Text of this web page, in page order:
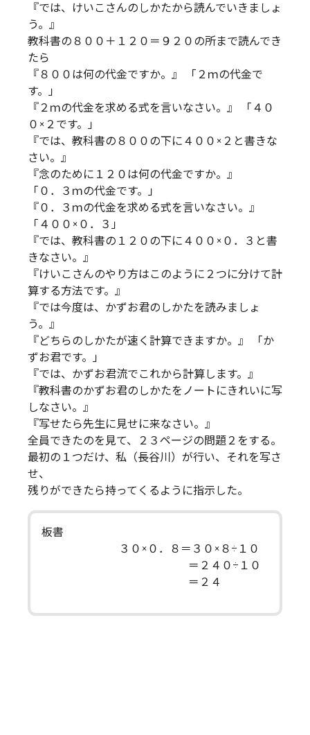
『では、けいこさんのしかたから読んでいきましょ
う。』
教科書の８００＋１２０＝９２０の所まで読んでき
たら
『８００は何の代金ですか。』 「２ｍの代金で
す。」
『２ｍの代金を求める式を言いなさい。』 「４０
０×２です。」
『では、教科書の８００の下に４００×２と書きな
さい。』
『念のために１２０は何の代金ですか。』
「０．３ｍの代金です。」
『０．３ｍの代金を求める式を言いなさい。』
「４００×０．３」
『では、教科書の１２０の下に４００×０．３と書
きなさい。』
『けいこさんのやり方はこのように２つに分けて計
算する方法です。』
『では今度は、かずお君のしかたを読みましょ
う。』
『どちらのしかたが速く計算できますか。』 「か
ずお君です。」
『では、かずお君流でこれから計算します。』
『教科書のかずお君のしかたをノートにきれいに写
しなさい。』
『写せたら先生に見せに来なさい。』
全員できたのを見て、２３ページの問題２をする。
最初の１つだけ、私（長谷川）が行い、それを写さ
せ、
残りができたら持ってくるように指示した。
板書
３０×０．８＝３０×８÷１０
＝２４０÷１０
＝２４